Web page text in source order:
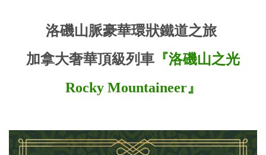
洛磯山脈豪華環狀鐵道之旅
加拿大奢華頂級列車 『洛磯山之光
Rocky Mountaineer』